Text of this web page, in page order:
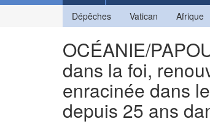
Dépêches Vatican Afrique
OCÉANIE/
dans la foi,
enracinée dans
depuis 25 ans